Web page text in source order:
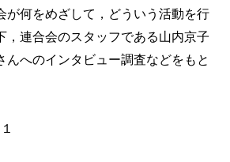
何をめざして，どういう活動を行
，連合会のスタッフである山内京子
んへのインタビュー調査などをもと